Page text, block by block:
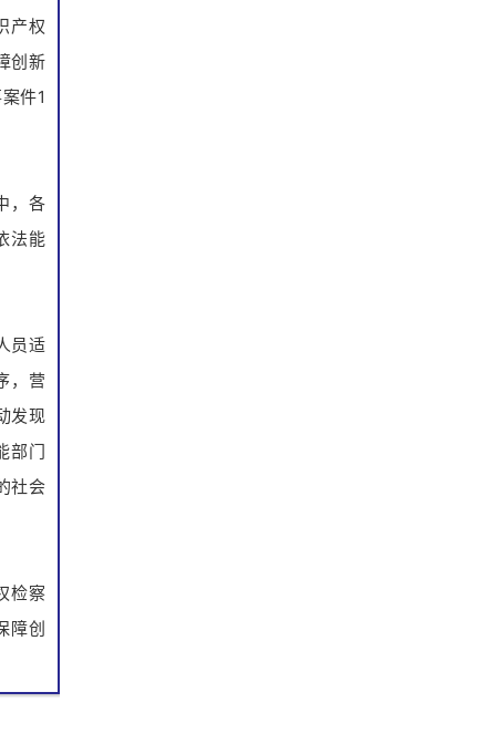
产权
创新
件1
，各
法能
员适
，营
发现
部门
社会
检察
障创